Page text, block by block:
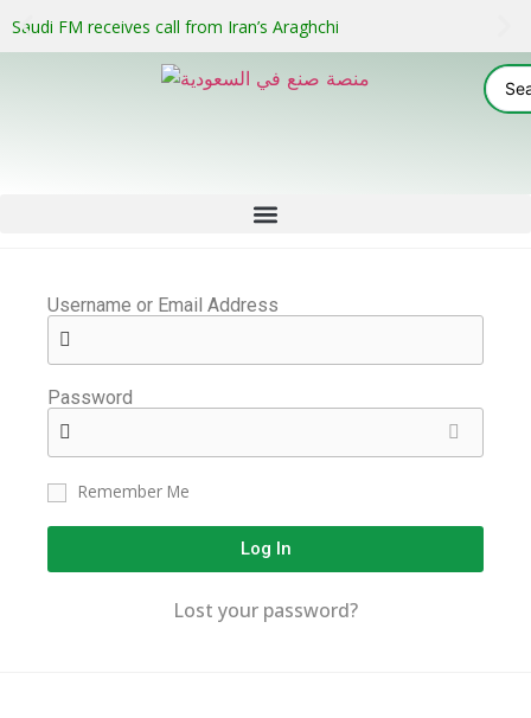
Saudi FM receives call from Iran’s Araghchi
Username or Email Address
Password
Remember Me
Log In
Lost your password?